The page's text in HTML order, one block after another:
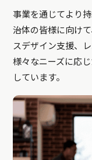
事業を通じてより
治体の皆様に向け
スデザイン支援、
様々なニーズに応
しています。